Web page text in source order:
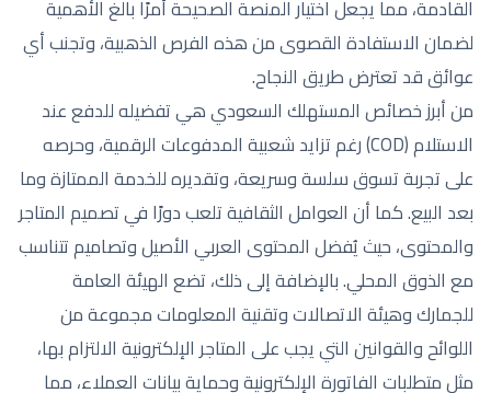
القادمة، مما يجعل اختيار المنصة الصحيحة أمرًا بالغ الأهمية
لضمان الاستفادة القصوى من هذه الفرص الذهبية، وتجنب أي
عوائق قد تعترض طريق النجاح.
من أبرز خصائص المستهلك السعودي هي تفضيله للدفع عند
الاستلام (COD) رغم تزايد شعبية المدفوعات الرقمية، وحرصه
على تجربة تسوق سلسة وسريعة، وتقديره للخدمة الممتازة وما
بعد البيع. كما أن العوامل الثقافية تلعب دورًا في تصميم المتاجر
والمحتوى، حيث يُفضل المحتوى العربي الأصيل وتصاميم تتناسب
مع الذوق المحلي. بالإضافة إلى ذلك، تضع الهيئة العامة
للجمارك وهيئة الاتصالات وتقنية المعلومات مجموعة من
اللوائح والقوانين التي يجب على المتاجر الإلكترونية الالتزام بها،
مثل متطلبات الفاتورة الإلكترونية وحماية بيانات العملاء، مما